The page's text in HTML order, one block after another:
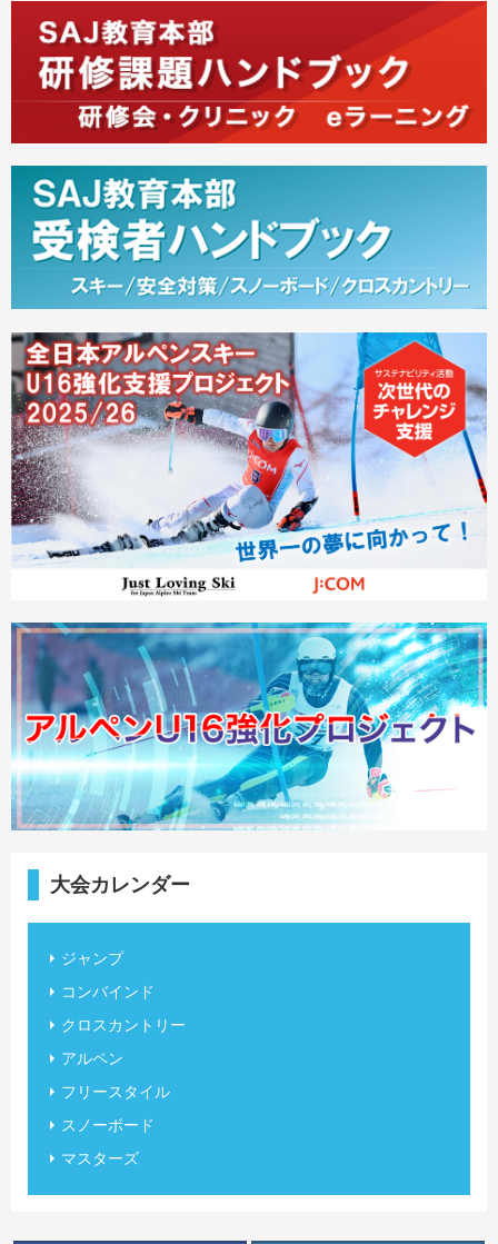
大会カレンダー
ジャンプ
コンバインド
クロスカントリー
アルペン
フリースタイル
スノーボード
マスターズ